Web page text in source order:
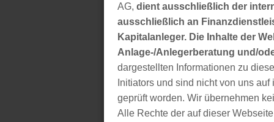
AG, dient ausschließlich der
ausschließlich an
Kapitalanleger. Die Inhalte der
Anlage-/Anlegerberatung und/
dargestellten Informationen zu
Initiators und sind nicht von uns
geprüft worden. Wir übernehmen
Alle Rechte der auf dieser